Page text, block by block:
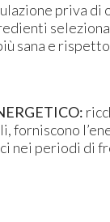
priva di
sana e
forniscono
nei periodi di